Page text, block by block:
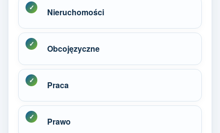
Nieruchomości
Obcojęzyczne
Praca
Prawo